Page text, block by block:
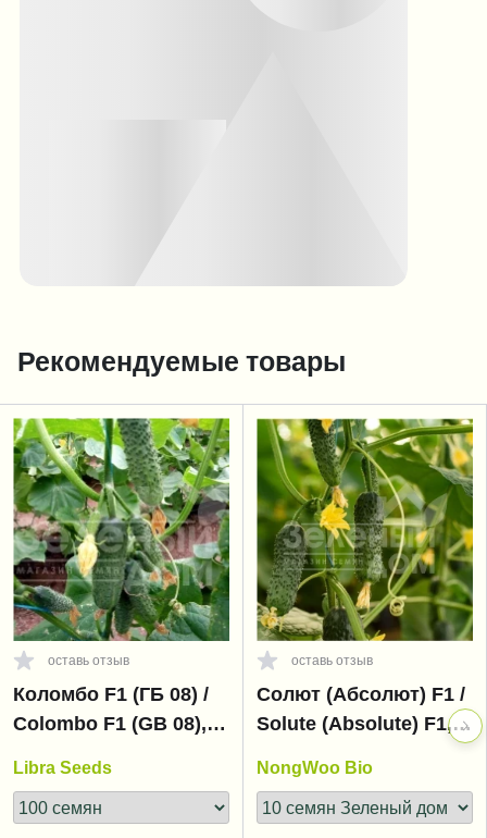
Рекомендуемые товары
оставь отзыв
Коломбо F1 (ГБ 08) /
Colombo F1 (GВ 08),
Libra Seeds
оставь отзыв
Солют (Абсолют) F1 /
Solute (Absolute) F1,
NongWoo Bio